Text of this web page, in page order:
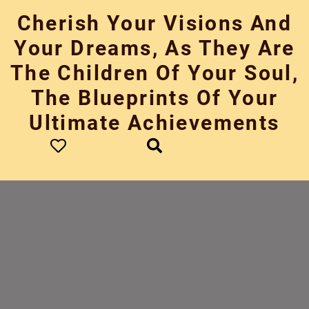
content
Cherish Your Visions And
Your Dreams, As They Are
The Children Of Your Soul,
The Blueprints Of Your
Ultimate Achievements